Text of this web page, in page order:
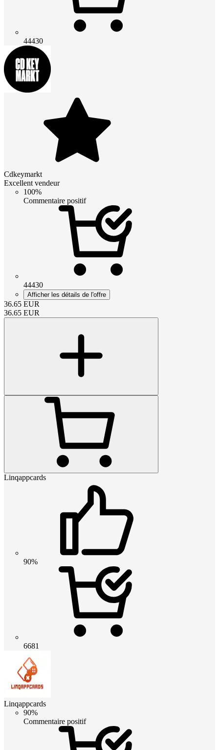
44430
Cdkeymarkt
Excellent vendeur
100%
Commentaire positif
44430
Afficher les détails de l'offre
36.65 EUR
36.65 EUR
Linqappcards
90%
6681
Linqappcards
90%
Commentaire positif